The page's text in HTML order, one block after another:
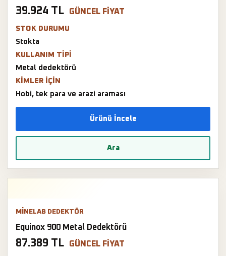
39.924 TL GÜNCEL FIYAT
STOK DURUMU
Stokta
KULLANIM TIPI
Metal dedektörü
KIMLER IÇIN
Hobi, tek para ve arazi araması
Ürünü İncele
Ara
MINELAB DEDEKTÖR
Equinox 900 Metal Dedektörü
87.389 TL GÜNCEL FIYAT